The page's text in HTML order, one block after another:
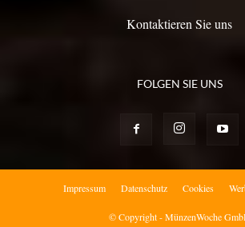
Kontaktieren Sie uns
FOLGEN SIE UNS
Impressum Datenschutz Cookies
© Copyright - MünzenWoche